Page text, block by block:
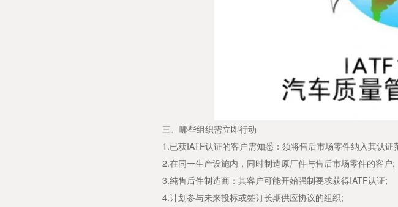
三、哪些组织需立即行动
1.已获IATF认证的客户需知悉：须将售后市场零件纳入其认证
2.在同一生产设施内，同时制造原厂件与售后市场零件的客户;
3.纯售后件制造商：其客户可能开始强制要求获得IATF认证;
4.计划参与未来投标或签订长期供应协议的组织;